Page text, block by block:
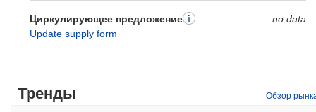
Циркулирующее предложение
Update supply form
no data
Тренды Обзор